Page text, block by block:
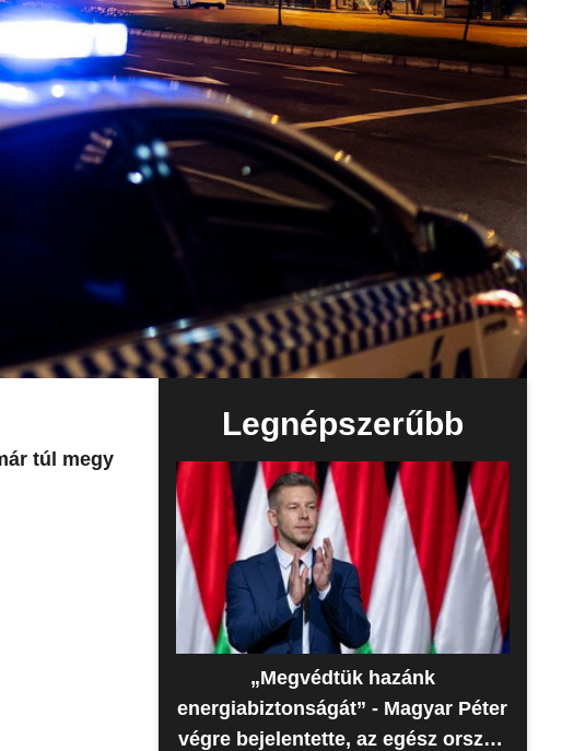
túl megy
Legnépszerűbb
„Megvédtük hazánk
energiabiztonságát” - Magyar Péter
végre bejelentette, az egész ország